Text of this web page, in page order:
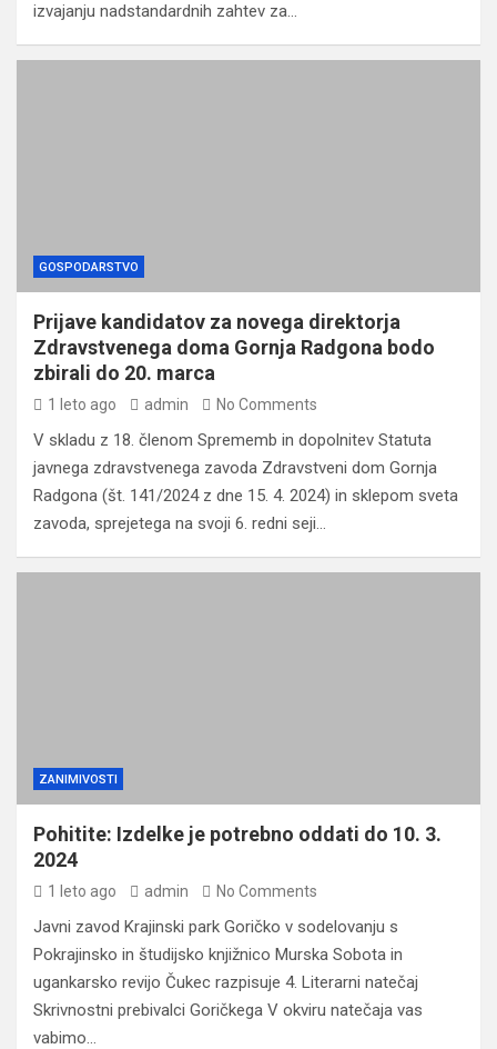
izvajanju nadstandardnih zahtev za…
GOSPODARSTVO
Prijave kandidatov za novega direktorja
Zdravstvenega doma Gornja Radgona bodo
zbirali do 20. marca
1 leto ago admin No Comments
V skladu z 18. členom Sprememb in dopolnitev Statuta
javnega zdravstvenega zavoda Zdravstveni dom Gornja
Radgona (št. 141/2024 z dne 15. 4. 2024) in sklepom sveta
zavoda, sprejetega na svoji 6. redni seji…
ZANIMIVOSTI
Pohitite: Izdelke je potrebno oddati do 10. 3.
2024
1 leto ago admin No Comments
Javni zavod Krajinski park Goričko v sodelovanju s
Pokrajinsko in študijsko knjižnico Murska Sobota in
ugankarsko revijo Čukec razpisuje 4. Literarni natečaj
Skrivnostni prebivalci Goričkega V okviru natečaja vas
vabimo…